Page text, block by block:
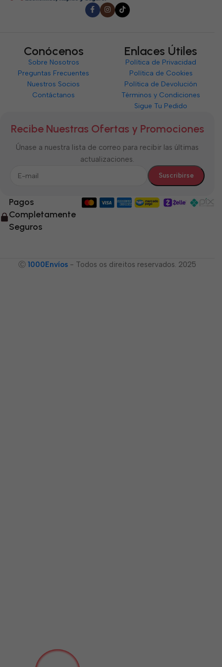
Conócenos
Sobre Nosotros
Preguntas Frecuentes
Nuestros Socios
Contáctanos
Enlaces Útiles
Política de Privacidad
Política de Cookies
Política de Devolución
Términos y Condiciones
Sigue Tu Pedido
Recibe Nuestras Ofertas y Promociones
Únase a nuestra lista de correo para recibir las últimas
actualizaciones.
Pagos
Completamente
Seguros
Ⓒ 1000Envíos - Todos os direitos reservados. 2025